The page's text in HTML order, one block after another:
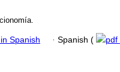
Spanish · Spanish ( pdf